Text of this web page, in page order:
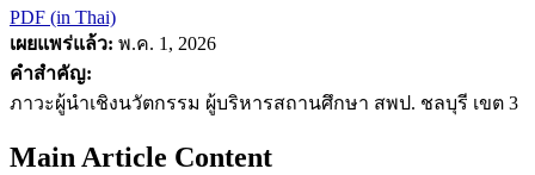
PDF (in Thai)
เผยแพร่แล้ว: พ.ค. 1, 2026
คำสำคัญ:
ภาวะผู้นำเชิงนวัตกรรม ผู้บริหารสถานศึกษา สพป. ชลบุรี เขต 3
Main Article Content